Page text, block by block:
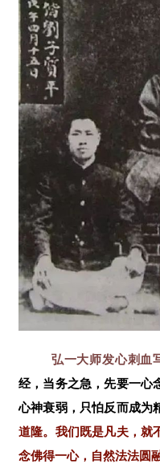
弘一大师发心刺血
经，当务之急，先要一心
心神衰弱，只怕反而成为
道隆。我们既是凡夫，就
念佛得一心，自然法法圆融